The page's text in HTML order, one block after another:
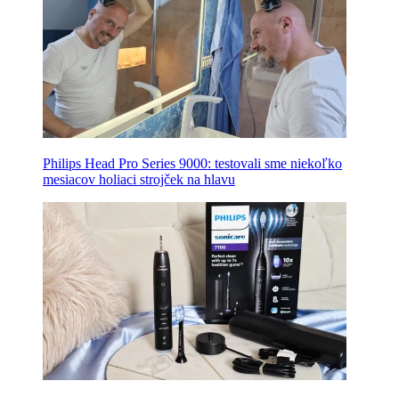
Philips Head Pro Series 9000: testovali sme niekoľko
mesiacov holiaci strojček na hlavu